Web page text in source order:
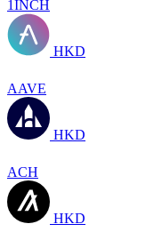
1INCH
HKD
AAVE
HKD
ACH
HKD